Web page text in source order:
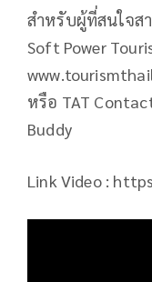
สำหรับผู้ที่สนใจส
Soft Power
หรือ TAT
Buddy
Link Video :